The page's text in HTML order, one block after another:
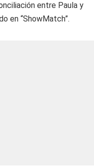
entre Paula y
en “ShowMatch”.